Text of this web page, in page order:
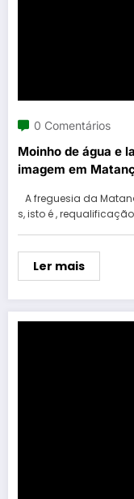
0 Comentários
Moinho de água e
imagem em
A freguesia da
s, isto é ,
Ler mais